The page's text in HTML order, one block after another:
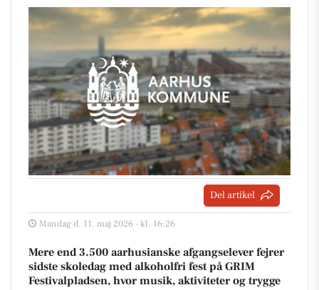
Del artikel
Mandag d. 11. maj 2026 - kl. 16:26
Mere end 3.500 aarhusianske afgangselever fejrer
sidste skoledag med alkoholfri fest på GRIM
Festivalpladsen, hvor musik, aktiviteter og trygge